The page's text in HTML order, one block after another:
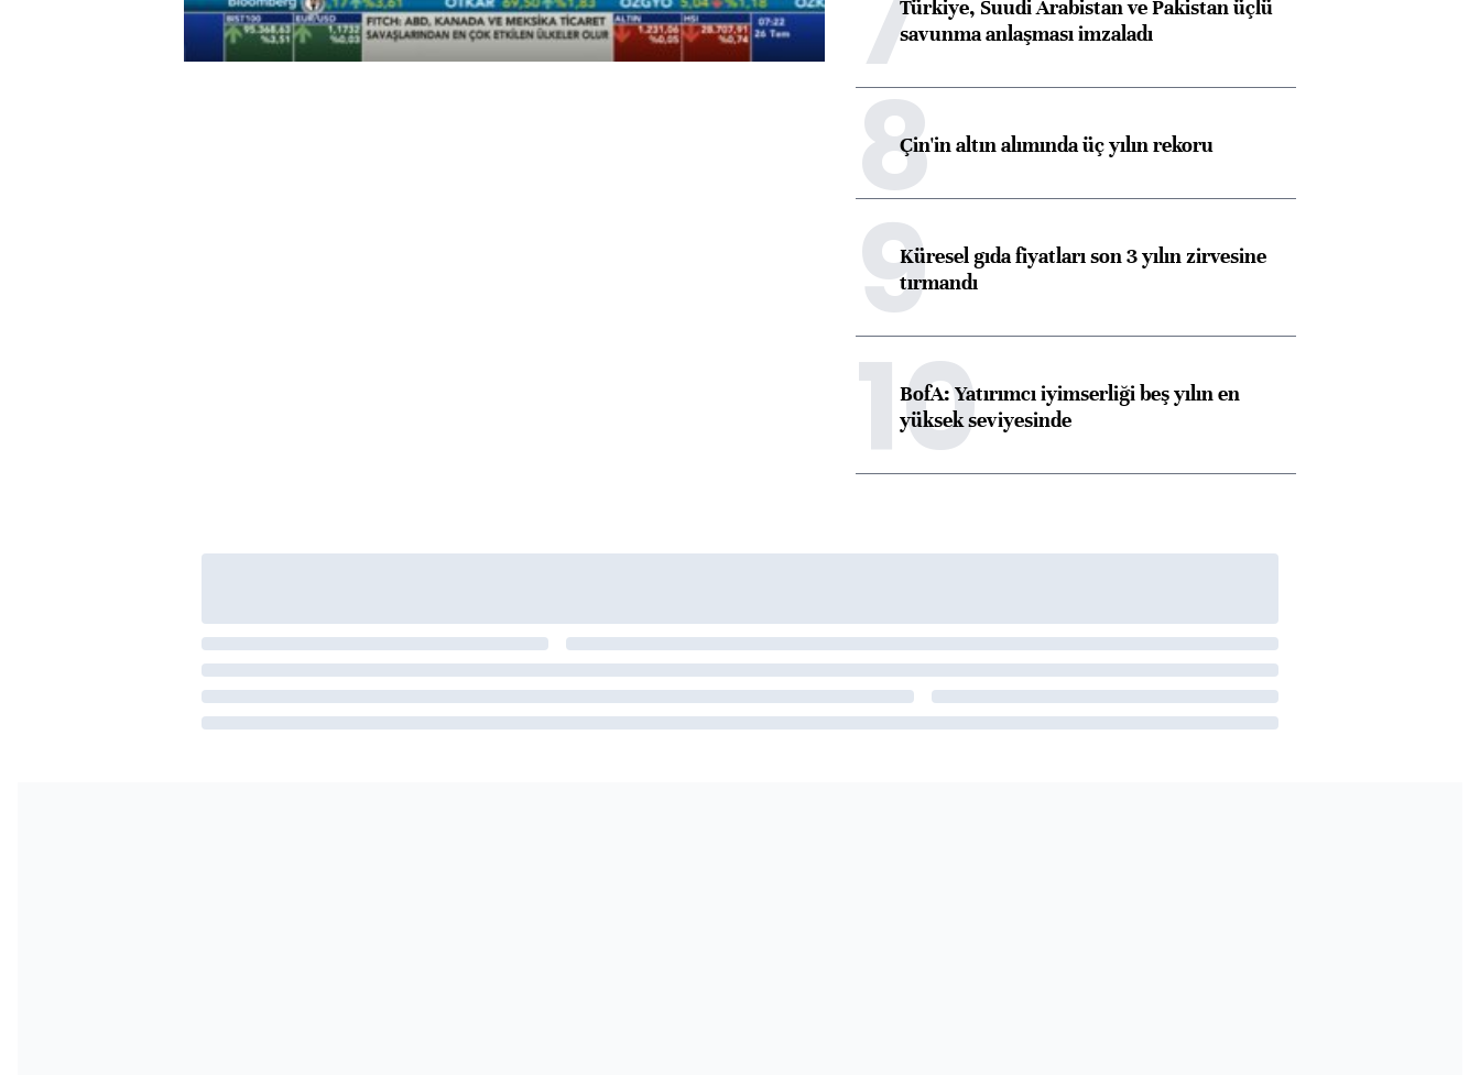
Türkiye, Suudi Arabistan ve Pakistan üçlü
savunma anlaşması imzaladı
8Çin'in altın alımında üç yılın rekoru
9Küresel gıda fiyatları son 3 yılın zirvesine
tırmandı
10
BofA: Yatırımcı iyimserliği beş yılın en
yüksek seviyesinde